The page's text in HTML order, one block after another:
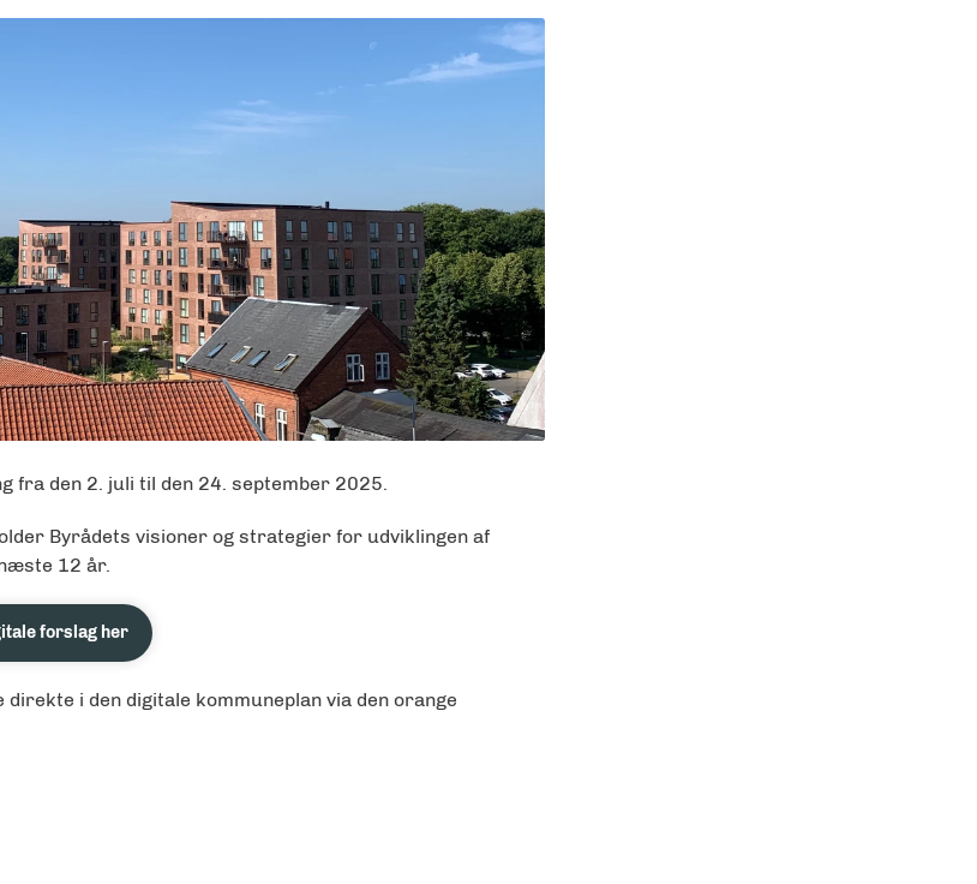
fra den 2. juli til den 24. september 2025.
Byrådets visioner og strategier for udviklingen af
12 år.
forslag her
direkte i den digitale kommuneplan via den orange